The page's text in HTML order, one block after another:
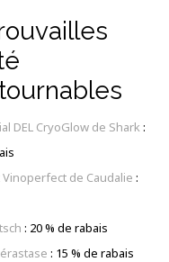
DEL CryoGlow de Shark:
Vinoperfect de Caudalie :
: 20 % de rabais
: 15 % de rabais